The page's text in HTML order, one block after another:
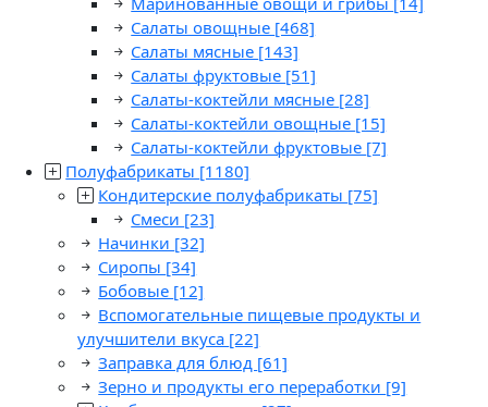
Салаты овощные [468]
Салаты мясные [143]
Салаты фруктовые [51]
Салаты-коктейли мясные [28]
Салаты-коктейли овощные [15]
Салаты-коктейли фруктовые [7]
Полуфабрикаты [1180]
Кондитерские полуфабрикаты [75]
Смеси [23]
Начинки [32]
Сиропы [34]
Бобовые [12]
Вспомогательные пищевые продукты и
улучшители вкуса [22]
Заправка для блюд [61]
Зерно и продукты его переработки [9]